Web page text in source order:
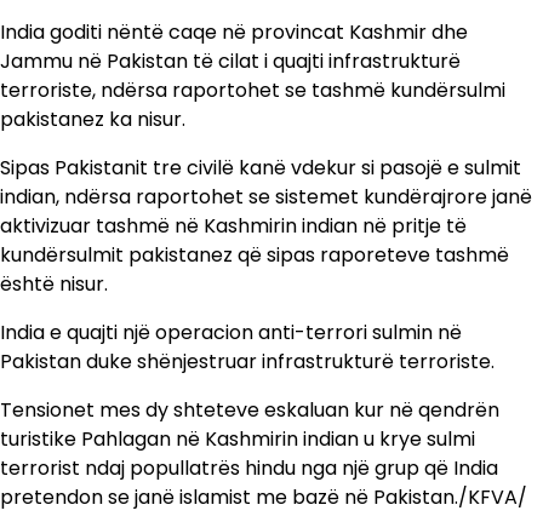
India goditi nëntë caqe në provincat Kashmir dhe
Jammu në Pakistan të cilat i quajti infrastrukturë
terroriste, ndërsa raportohet se tashmë kundërsulmi
pakistanez ka nisur.
Sipas Pakistanit tre civilë kanë vdekur si pasojë e sulmit
indian, ndërsa raportohet se sistemet kundërajrore janë
aktivizuar tashmë në Kashmirin indian në pritje të
kundërsulmit pakistanez që sipas raporeteve tashmë
është nisur.
India e quajti një operacion anti-terrori sulmin në
Pakistan duke shënjestruar infrastrukturë terroriste.
Tensionet mes dy shteteve eskaluan kur në qendrën
turistike Pahlagan në Kashmirin indian u krye sulmi
terrorist ndaj popullatrës hindu nga një grup që India
pretendon se janë islamist me bazë në Pakistan./KFVA/